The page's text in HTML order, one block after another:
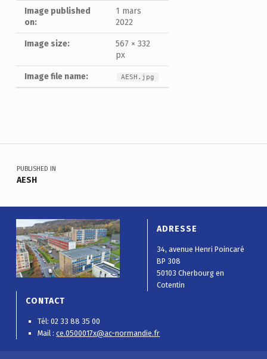
Image published
on:
1 mars
2022
Image size:
567 × 332
px
Image file name: AESH.jpg
Navigation de l’article
PUBLISHED IN
AESH
ADRESSE
34, avenue Henri Poincaré
BP 308
50103 Cherbourg en
Cotentin
CONTACT
Tél: 02 33 88 35 00
Mail :ce.0500017x@ac-normandie.fr